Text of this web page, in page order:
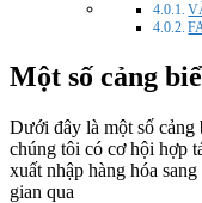
Một số cảng
Dưới đây là một số cảng
chúng tôi có cơ hội hợp
xuất nhập hàng hóa
gian qua